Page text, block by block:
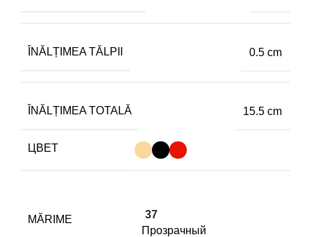
ÎNĂLȚIMEA TĂLPII 0.5 cm
ÎNĂLȚIMEA TOTALĂ 15.5 cm
ЦВЕТ
MĂRIME
37
Прозрачный